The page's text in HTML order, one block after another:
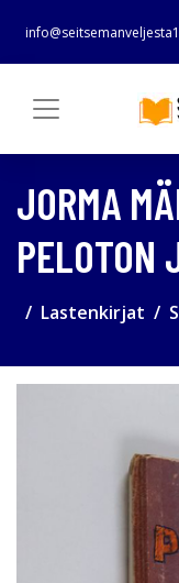
JORMA
PELOTON
Lastenkirjat